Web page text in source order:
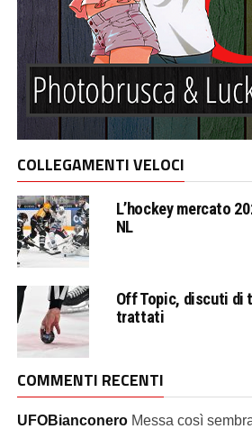
COLLEGAMENTI VELOCI
L’hockey mercato
NL
Off Topic, discuti di
trattati
COMMENTI RECENTI
UFOBianconero Messa così